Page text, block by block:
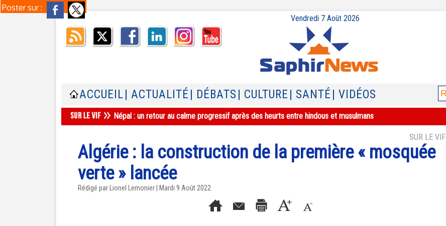
Poster sur :
Vendredi 7 Août 2026
ACCUEIL | ACTUALITÉ | DÉBATS | CULTURE | SANTÉ | VIDÉOS
Népal : un retour au calme progressif après des heurts entre hindous et musulmans
SUR LE VIF
Algérie : la construction de la première « mosquée
verte » lancée
Rédigé par Lionel Lemonier | Mardi 9 Août 2022